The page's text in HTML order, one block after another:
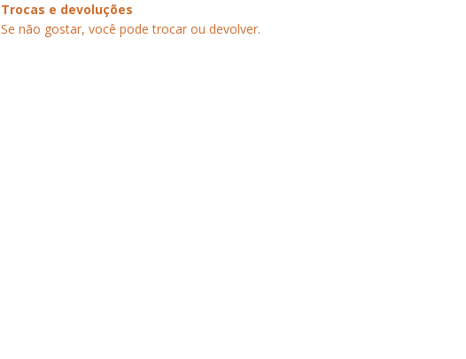
Trocas e devoluções
Se não gostar, você pode trocar ou devolver.